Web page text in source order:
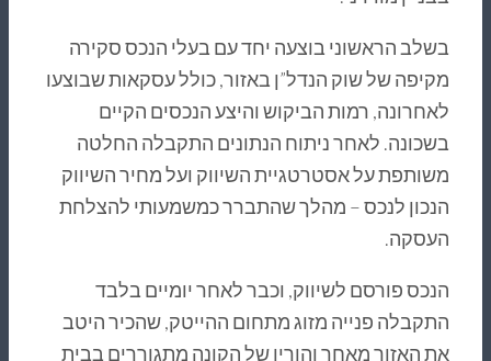
בשלב הראשוני בוצעה יחד עם בעלי הנכס סקירה
מקיפה של שוק הנדל”ן באזור, כולל עסקאות שבוצעו
לאחרונה, רמות הביקוש והיצע הנכסים הקיים
בשכונה. לאחר ניתוח הנתונים התקבלה החלטה
משותפת על אסטרטגיית השיווק ועל מחיר השיווק
הנכון לנכס – מהלך שהתברר כמשמעותי להצלחת
העסקה.
הנכס פורסם לשיווק, וכבר לאחר יומיים בלבד
התקבלה פנייה מזוג מתחום ההייטק, שהכיר היטב
את האזור מאחר והוריו של הקונה מתגוררים בבית